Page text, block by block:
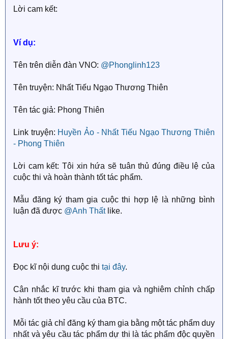
Lời cam kết:
Ví dụ:
Tên trên diễn đàn VNO: @Phonglinh123
Tên truyện: Nhất Tiếu Ngạo Thương Thiên
Tên tác giả: Phong Thiên
Link truyện: Huyền Ảo - Nhất Tiếu Ngạo Thương Thiên
- Phong Thiên
Lời cam kết: Tôi xin hứa sẽ tuân thủ đúng điều lệ của
cuộc thi và hoàn thành tốt tác phẩm.
Mẫu đăng ký tham gia cuộc thi hợp lệ là những bình
luận đã được @Anh Thấtlike.
Lưu ý:
Đọc kĩ nội dung cuộc thi tại đây.
Cân nhắc kĩ trước khi tham gia và nghiêm chỉnh chấp
hành tốt theo yêu cầu của BTC.
Mỗi tác giả chỉ đăng ký tham gia bằng một tác phẩm duy
nhất và yêu cầu tác phẩm dự thi là tác phẩm độc quyền